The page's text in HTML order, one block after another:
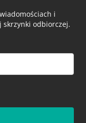
i
skrzynki odbiorczej.